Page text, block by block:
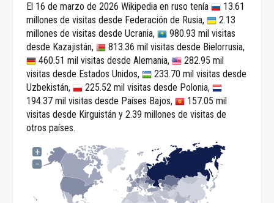
El 16 de marzo de 2026 Wikipedia en ruso tenía
13.61
millones de visitas desde Federación de Rusia,
2.13
millones de visitas desde Ucrania,
980.93 mil visitas
desde Kazajistán,
813.36 mil visitas desde Bielorrusia,
460.51 mil visitas desde Alemania,
282.95 mil
visitas desde Estados Unidos,
233.70 mil visitas desde
Uzbekistán,
225.52 mil visitas desde Polonia,
194.37 mil visitas desde Países Bajos,
157.05 mil
visitas desde Kirguistán y 2.39 millones de visitas de
otros países.
+
−